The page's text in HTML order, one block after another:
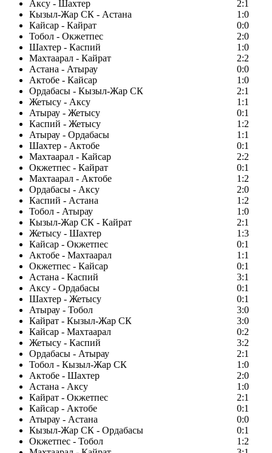
Аксу - Шахтер
2:1
Кызыл-Жар СК - Астана
1:0
Кайсар - Кайрат
0:0
Тобол - Окжетпес
2:0
Шахтер - Каспий
1:0
Махтаарал - Кайрат
2:2
Астана - Атырау
0:0
Актобе - Кайсар
1:0
Ордабасы - Кызыл-Жар СК
2:1
Жетысу - Аксу
1:1
Атырау - Жетысу
0:1
Каспий - Жетысу
1:2
Атырау - Ордабасы
1:1
Шахтер - Актобе
0:1
Махтаарал - Кайсар
2:2
Окжетпес - Кайрат
0:1
Махтаарал - Актобе
1:2
Ордабасы - Аксу
2:0
Каспий - Астана
1:2
Тобол - Атырау
1:0
Кызыл-Жар СК - Кайрат
2:1
Жетысу - Шахтер
1:3
Кайсар - Окжетпес
0:1
Актобе - Махтаарал
1:1
Окжетпес - Кайсар
0:1
Астана - Каспий
3:1
Аксу - Ордабасы
0:1
Шахтер - Жетысу
0:1
Атырау - Тобол
3:0
Кайрат - Кызыл-Жар СК
3:0
Кайсар - Махтаарал
0:2
Жетысу - Каспий
3:2
Ордабасы - Атырау
2:1
Тобол - Кызыл-Жар СК
1:0
Актобе - Шахтер
2:0
Астана - Аксу
1:0
Кайрат - Окжетпес
2:1
Кайсар - Актобе
0:1
Атырау - Астана
0:0
Кызыл-Жар СК - Ордабасы
0:1
Окжетпес - Тобол
1:2